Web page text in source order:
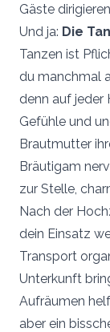
Gäste
Und ja: Die
Tanzen ist
du manchmal
denn auf jeder
Gefühle und
Brautmutter
Bräutigam
zur Stelle,
Nach der
dein Einsatz
Transport
Unterkunft
Aufräumen
aber ein